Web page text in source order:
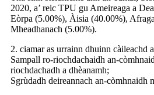
2020, a’ reic TPU gu Ameireaga a
Eòrpa (5.00%), Àisia (40.00%),
Mheadhanach (5.00%).
2. ciamar as urrainn dhuinn càileachd
Sampall ro-riochdachaidh an-
riochdachadh a dhèanamh;
Sgrùdadh deireannach an-còmhnaidh